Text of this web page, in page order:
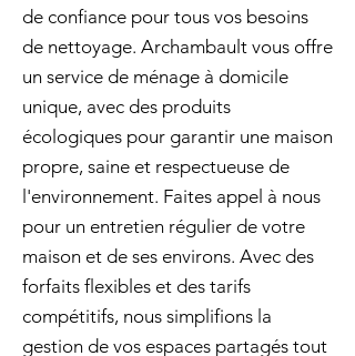
de confiance pour tous vos besoins
de nettoyage. Archambault vous offre
un service de ménage à domicile
unique, avec des produits
écologiques pour garantir une maison
propre, saine et respectueuse de
l'environnement. Faites appel à nous
pour un entretien régulier de votre
maison et de ses environs. Avec des
forfaits flexibles et des tarifs
compétitifs, nous simplifions la
gestion de vos espaces partagés tout